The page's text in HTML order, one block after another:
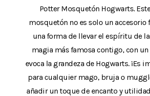
Potter Mosquetón Hogwarts.
mosquetón no es solo un accesorio
una forma de llevar el espíritu de
magia más famosa contigo, con
evoca la grandeza de Hogwarts. ¡Es
para cualquier mago, bruja o
añadir un toque de encanto y